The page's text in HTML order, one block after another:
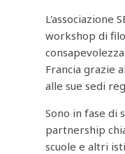
L'associazione
workshop di
Francia grazie
alle sue sedi
Sono in fase di
partnership
scuole e altri